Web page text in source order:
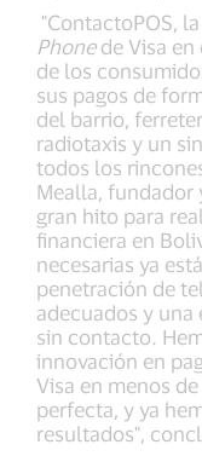
"ContactoPOS,
Phonede Visa en
de los
sus pagos de
del barrio,
radiotaxis y un
todos los
Mealla, fundador
gran hito para
financiera en
necesarias ya
penetración de
adecuados y una
sin contacto.
innovación en
Visa en menos
perfecta, y ya
resultados",